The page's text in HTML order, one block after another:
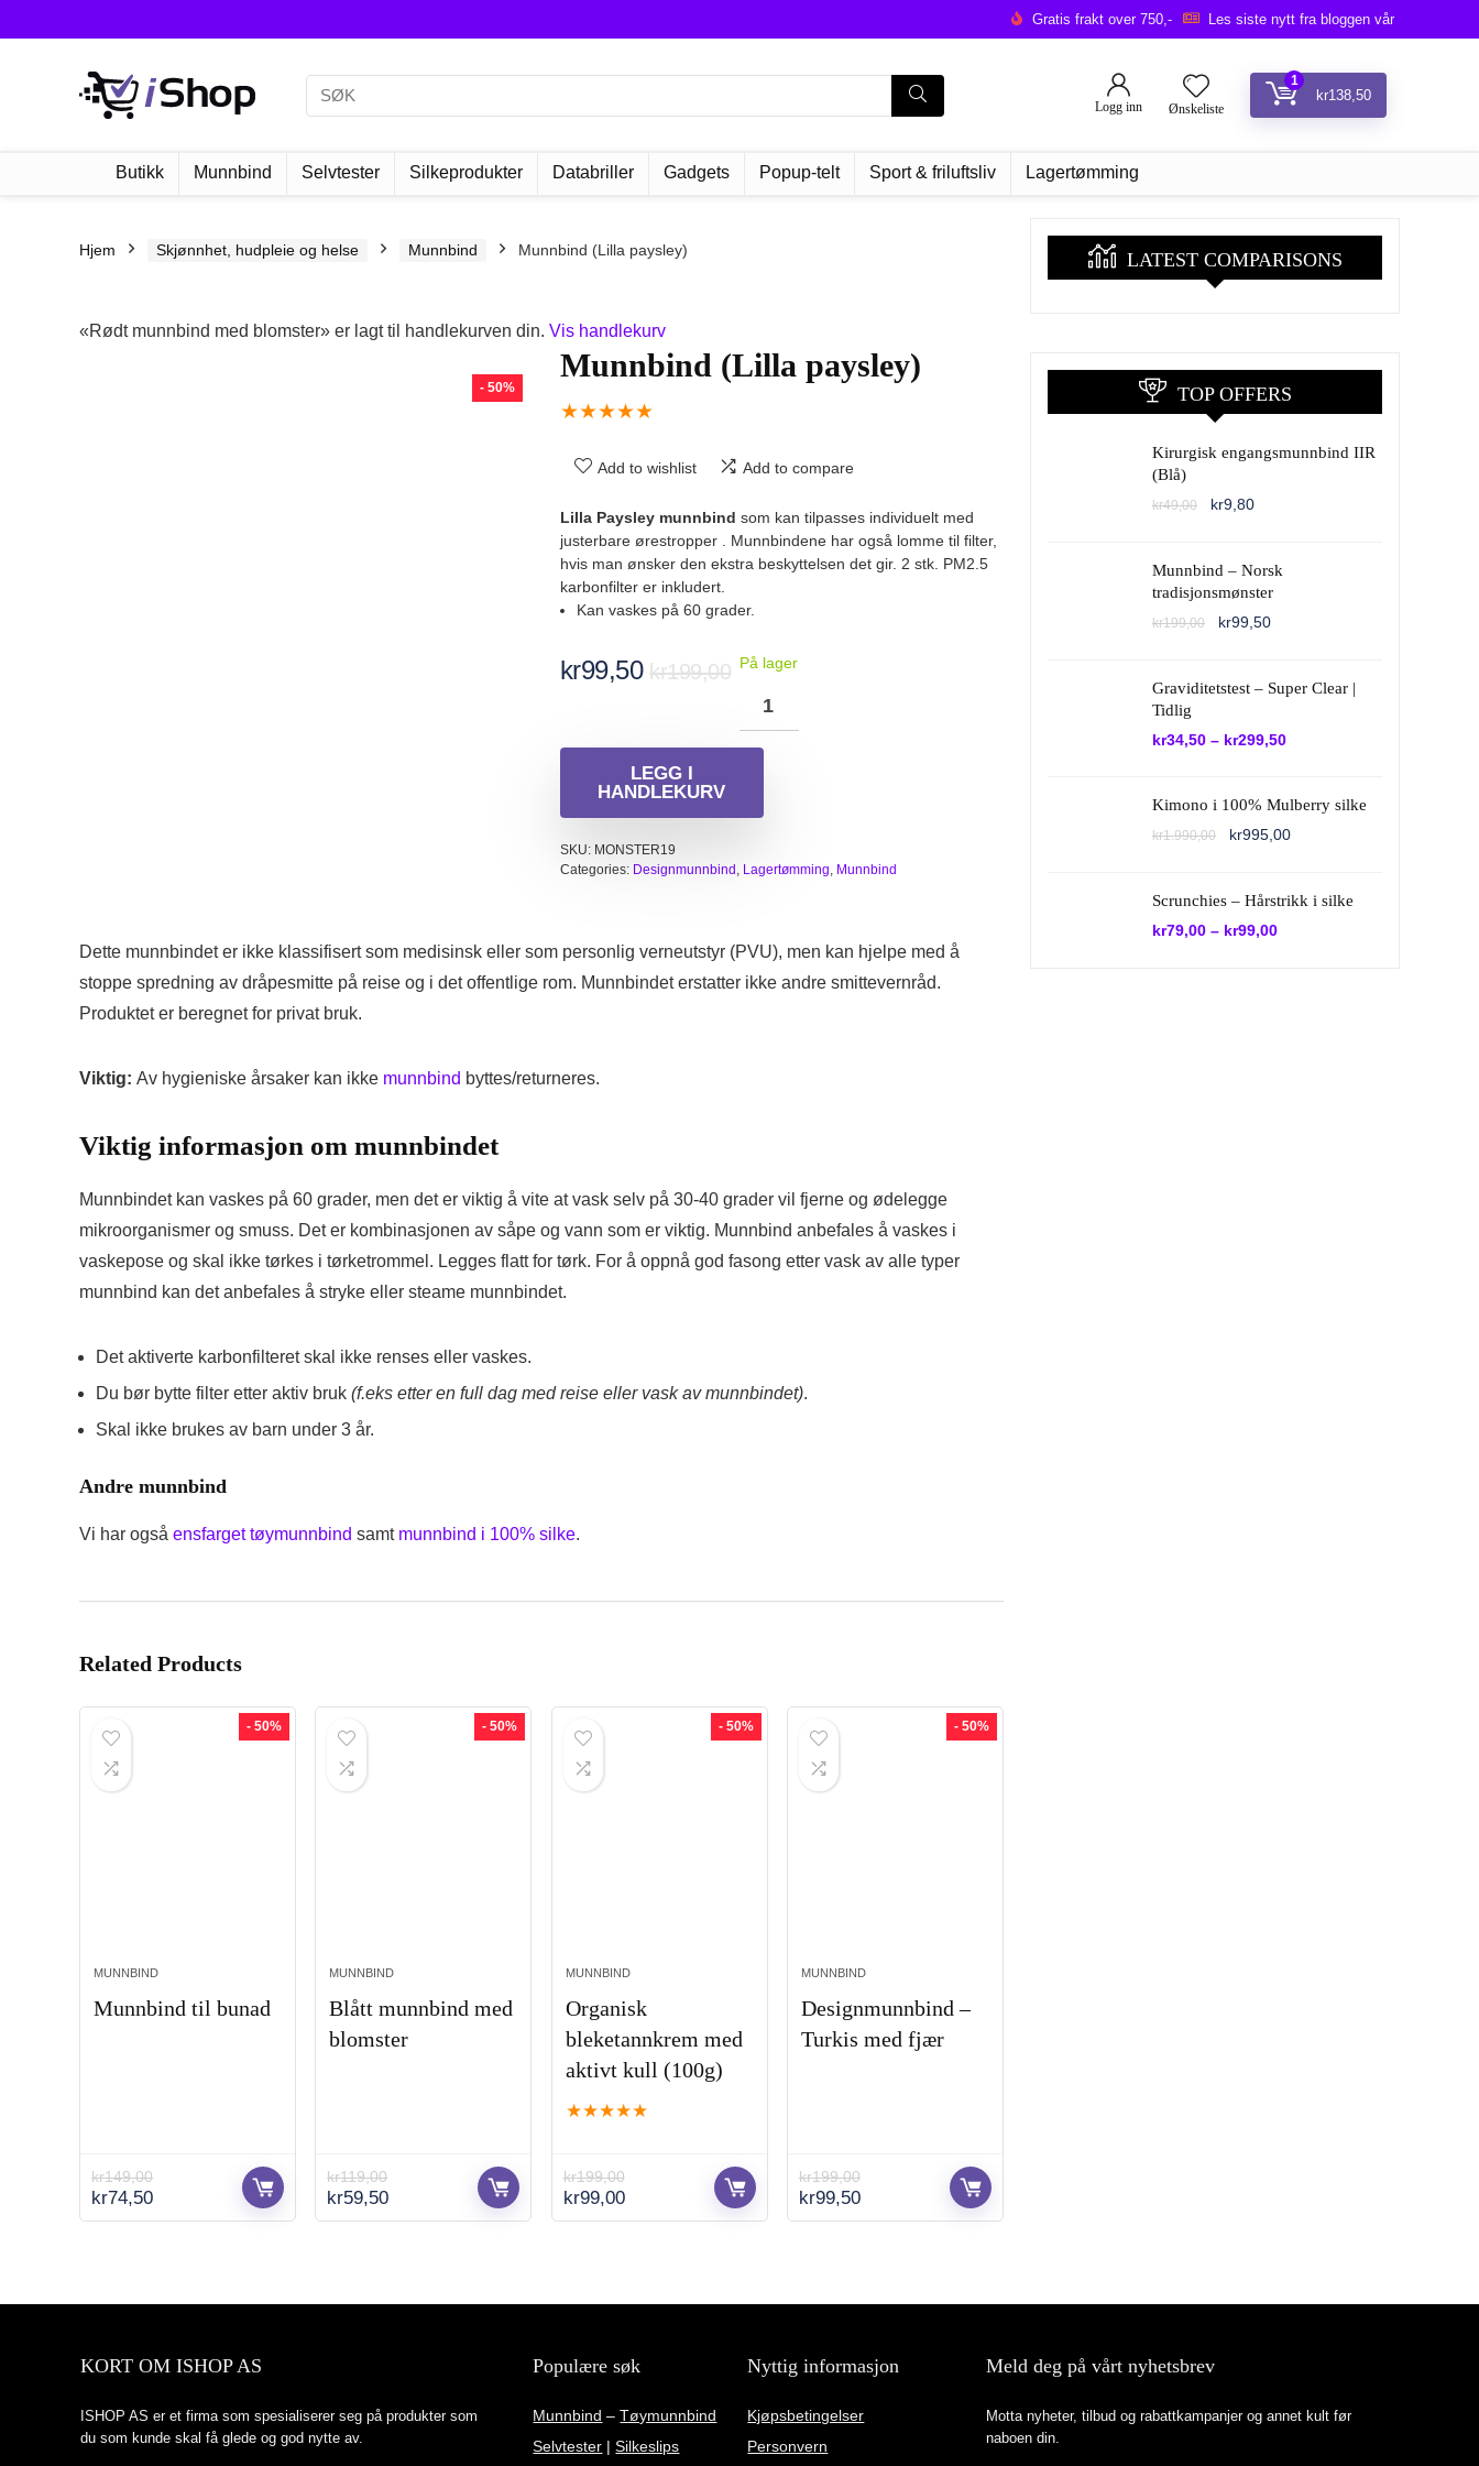
Gratis frakt over 750,- Les siste nytt fra bloggen vår
Logg inn Ønskeliste
1
kr138,50
Butikk Munnbind Selvtester Silkeprodukter Databriller Gadgets Popup-telt Sport & friluftsliv Lagertømming
Hjem Skjønnhet, hudpleie og helse Munnbind Munnbind (Lilla paysley)
«Rødt munnbind med blomster» er lagt til handlekurven din. Vis handlekurv
- 50%
Munnbind (Lilla paysley)
★★★★★
Add to wishlist Add to compare
Lilla Paysley munnbind som kan tilpasses individuelt med
justerbare ørestropper . Munnbindene har også lomme til filter,
hvis man ønsker den ekstra beskyttelsen det gir. 2 stk. PM2.5
karbonfilter er inkludert.
Kan vaskes på 60 grader.
kr199,00 Opprinnelig
pris
var:
kr99,50
Nåværende
pris
er:
På lager
LEGG I
HANDLEKURV
SKU: MONSTER19
Categories: Designmunnbind , Lagertømming, Munnbind
Dette munnbindet er ikke klassifisert som medisinsk eller som personlig verneutstyr (PVU), men kan hjelpe med å
stoppe spredning av dråpesmitte på reise og i det offentlige rom. Munnbindet erstatter ikke andre smittevernråd.
Produktet er beregnet for privat bruk.
Viktig: Av hygieniske årsaker kan ikke munnbind byttes/returneres.
Viktig informasjon om munnbindet
Munnbindet kan vaskes på 60 grader, men det er viktig å vite at vask selv på 30-40 grader vil fjerne og ødelegge
mikroorganismer og smuss. Det er kombinasjonen av såpe og vann som er viktig. Munnbind anbefales å vaskes i
vaskepose og skal ikke tørkes i tørketrommel. Legges flatt for tørk. For å oppnå god fasong etter vask av alle typer
munnbind kan det anbefales å stryke eller steame munnbindet.
Det aktiverte karbonfilteret skal ikke renses eller vaskes.
Du bør bytte filter etter aktiv bruk (f.eks etter en full dag med reise eller vask av munnbindet).
Skal ikke brukes av barn under 3 år.
Andre munnbind
Vi har også ensfarget tøymunnbind samt munnbind i 100% silke.
Related Products
- 50%
MUNNBIND
Munnbind til bunad
kr149,00
Opprinnelig
pris
kr74,50Nåværende
pris
- 50%
MUNNBIND
Blått munnbind med
blomster
kr119,00
Opprinnelig
pris
kr59,50Nåværende
pris
- 50%
MUNNBIND
Organisk
bleketannkrem med
aktivt kull (100g)
★★★★★
kr199,00
Opprinnelig
pris
kr99,00Nåværende
pris
- 50%
MUNNBIND
Designmunnbind –
Turkis med fjær
kr199,00
Opprinnelig
pris
kr99,50Nåværende
pris
LATEST COMPARISONS
TOP OFFERS
Kirurgisk engangsmunnbind IIR
(Blå)
kr49,00
Opprinnelig
kr9,80Nåværende
Munnbind – Norsk
tradisjonsmønster
kr199,00
Opprinnelig
kr99,50Nåværende
Graviditetstest – Super Clear |
Tidlig
kr34,50 – kr299,50
Kimono i 100% Mulberry silke
kr1.990,00
Opprinnelig
kr995,00Nåværende
Scrunchies – Hårstrikk i silke
kr79,00 – kr99,00
KORT OM ISHOP AS
ISHOP AS er et firma som spesialiserer seg på produkter som
du som kunde skal få glede og god nytte av.
Populære søk
Munnbind –Tøymunnbind
Selvtester |Silkeslips
Nyttig informasjon
Kjøpsbetingelser
Personvern
Meld deg på vårt nyhetsbrev
Motta nyheter, tilbud og rabattkampanjer og annet kult før
naboen din.